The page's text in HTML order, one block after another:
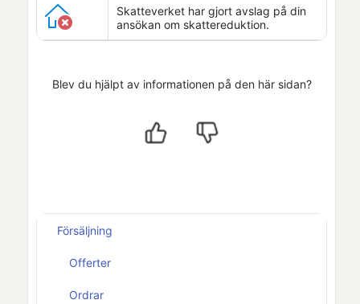
Skatteverket har gjort avslag på din
ansökan om skattereduktion.
Blev du hjälpt av informationen på den här sidan?
Försäljning
Offerter
Ordrar